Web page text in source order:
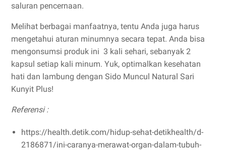
saluran pencernaan.
Melihat berbagai manfaatnya, tentu Anda juga harus
mengetahui aturan minumnya secara tepat. Anda bisa
mengonsumsi produk ini 3 kali sehari, sebanyak 2
kapsul setiap kali minum. Yuk, optimalkan kesehatan
hati dan lambung dengan Sido Muncul Natural Sari
Kunyit Plus!
Referensi :
https://health.detik.com/hidup-sehat-detikhealth/d-
2186871/ini-caranya-merawat-organ-dalam-tubuh-